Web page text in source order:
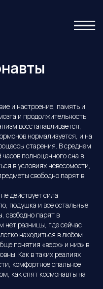
и настроение, память и
и продолжительность
восстанавливается,
нормализуется, и на
старения. В среднем
полноценного сна в
в условиях невесомости,
свободно парят в
действует сила
подушка и все остальные
свободно парят в
нет разницы, где сейчас
находиться в любом
понятия «верх» и низ» в
Как в таких реалиях
комфортное спальное
как спят космонавты на